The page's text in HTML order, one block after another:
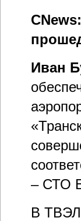
Иван
– СТО
В ТВЭЛ